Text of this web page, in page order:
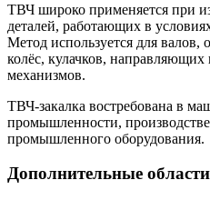
ТВЧ широко применяется при
деталей, работающих в
Метод используется для валов,
колёс, кулачков,
механизмов.
ТВЧ-закалка востребована в
промышленности,
промышленного оборудования.
Дополнительные